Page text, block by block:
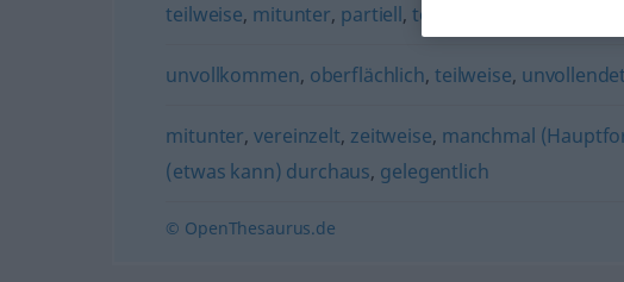
teilweise, mitunter, partiell,teils
unvollkommen, oberflächlich, teilweise, unvollendet
mitunter,vereinzelt, zeitweise, manchmal
(etwas kann) durchaus, gelegentlich
© OpenThesaurus.de